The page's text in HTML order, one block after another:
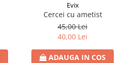
Evix
Cercei cu ametist
45,00 Lei
40,00 Lei
ADAUGA IN COS